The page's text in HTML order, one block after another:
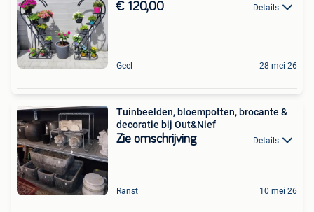
€ 120,00 Details
Geel 28 mei 26
Tuinbeelden, bloempotten, brocante &
decoratie bij Out&Nief
Zie omschrijving Details
Ranst 10 mei 26